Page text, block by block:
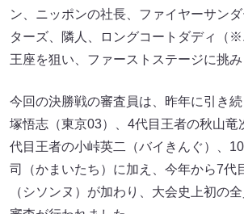
ン、ニッポンの社長、ファイヤーサン
ターズ、隣人、ロングコートダディ（
王座を狙い、ファーストステージに挑み
今回の決勝戦の審査員は、昨年に引き
塚悟志（東京03）、4代目王者の秋山竜
代目王者の小峠英二（バイきんぐ）、
司（かまいたち）に加え、今年から7代
（シソンヌ）が加わり、大会史上初の